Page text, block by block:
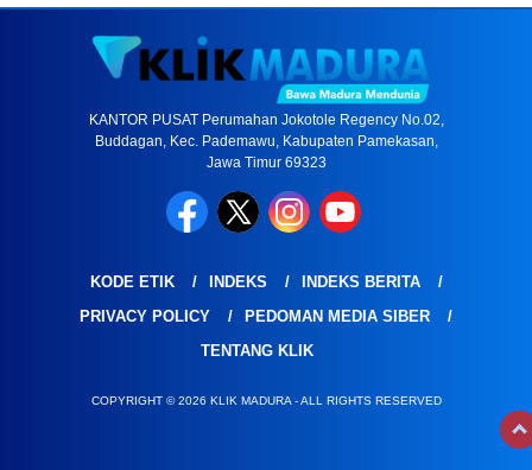
KANTOR PUSAT Perumahan Jokotole Regency No.02,
Buddagan, Kec. Pademawu, Kabupaten Pamekasan,
Jawa Timur 69323
KODE ETIK INDEKS
INDEKS BERITA
PRIVACY POLICY
PEDOMAN MEDIA SIBER
TENTANG KLIK
COPYRIGHT © 2026 KLIK MADURA - ALL RIGHTS RESERVED